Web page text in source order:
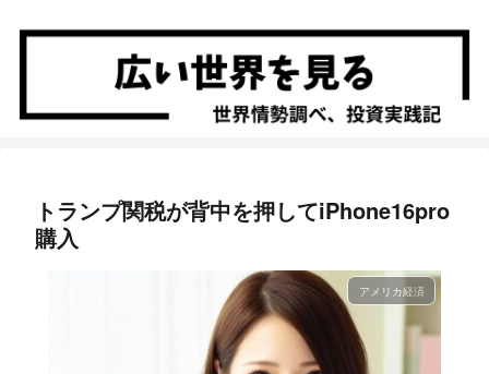
トランプ関税が背中を押してiPhone16pro
購入
アメリカ経済